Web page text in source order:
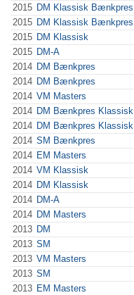
2015 DM Klassisk Bænkpres
2015 DM Klassisk Bænkpres
2015 DM Klassisk
2015 DM-A
2014 DM Bænkpres
2014 DM Bænkpres
2014 VM Masters
2014 DM Bænkpres Klassisk
2014 DM Bænkpres Klassisk
2014 SM Bænkpres
2014 EM Masters
2014 VM Klassisk
2014 DM Klassisk
2014 DM-A
2014 DM Masters
2013 DM
2013 SM
2013 VM Masters
2013 SM
2013 EM Masters